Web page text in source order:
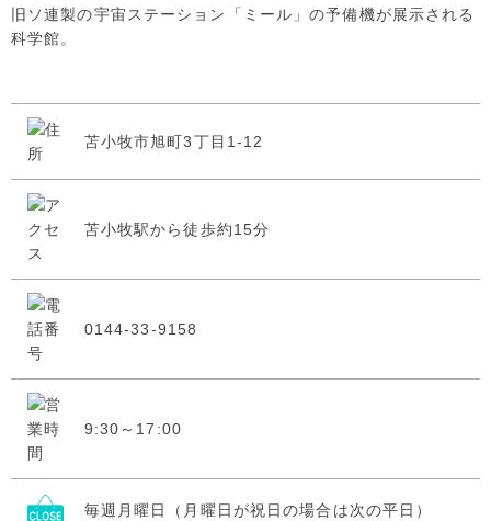
旧ソ連製の宇宙ステーション「ミール」の予備機が展示される
科学館。
苫小牧市旭町3丁目1-12
苫小牧駅から徒歩約15分
0144-33-9158
9:30～17:00
毎週月曜日（月曜日が祝日の場合は次の平日）